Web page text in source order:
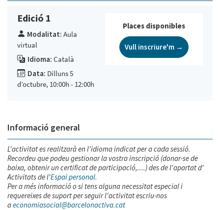
Edició 1
Modalitat: Aula
virtual
Idioma: Català
Data: Dilluns 5
d’octubre, 10:00h - 12:00h
Places disponibles
Vull inscriure'm →
Informació general
L'activitat es realitzarà en l'idioma indicat per a cada sessió.
Recordeu que podeu gestionar la vostra inscripció (donar-se de
baixa, obtenir un certificat de participació,....) des de l'apartat d'
Activitats de l'Espai personal.
Per a més informació o si tens alguna necessitat especial i
requereixes de suport per seguir l'activitat escriu-nos
aeconomiasocial@barcelonactiva.cat